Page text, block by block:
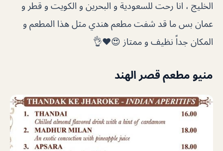
الخليج ، انا رحت للسعودية و البحرين و الكويت و قطر و
عمان بس ما قد شفت مطعم هندي مثل هذا المطعم و
المكان جداً نظيف و ممتاز 😍❤👌
منيو مطعم قصر الهند